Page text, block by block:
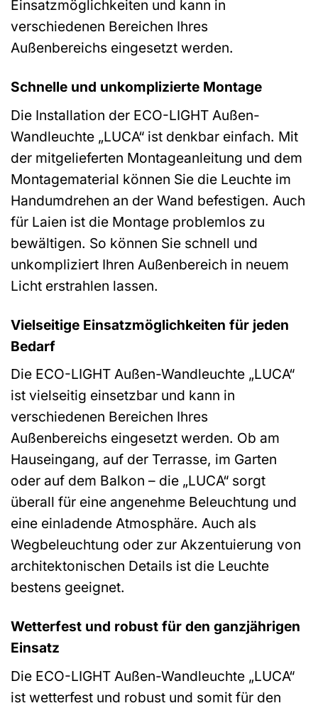
Einsatzmöglichkeiten und kann in
verschiedenen Bereichen Ihres
Außenbereichs eingesetzt werden.
Schnelle und unkomplizierte Montage
Die Installation der ECO-LIGHT Außen-
Wandleuchte „LUCA“ ist denkbar einfach. Mit
der mitgelieferten Montageanleitung und dem
Montagematerial können Sie die Leuchte im
Handumdrehen an der Wand befestigen. Auch
für Laien ist die Montage problemlos zu
bewältigen. So können Sie schnell und
unkompliziert Ihren Außenbereich in neuem
Licht erstrahlen lassen.
Vielseitige Einsatzmöglichkeiten für jeden
Bedarf
Die ECO-LIGHT Außen-Wandleuchte „LUCA“
ist vielseitig einsetzbar und kann in
verschiedenen Bereichen Ihres
Außenbereichs eingesetzt werden. Ob am
Hauseingang, auf der Terrasse, im Garten
oder auf dem Balkon – die „LUCA“ sorgt
überall für eine angenehme Beleuchtung und
eine einladende Atmosphäre. Auch als
Wegbeleuchtung oder zur Akzentuierung von
architektonischen Details ist die Leuchte
bestens geeignet.
Wetterfest und robust für den ganzjährigen
Einsatz
Die ECO-LIGHT Außen-Wandleuchte „LUCA“
ist wetterfest und robust und somit für den